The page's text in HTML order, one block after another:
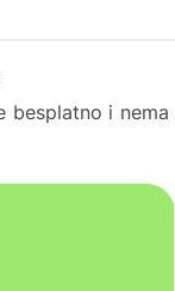
besplatno i nema